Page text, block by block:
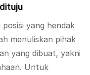
yang hendak
menuliskan pihak
yang dibuat, yakni
Untuk